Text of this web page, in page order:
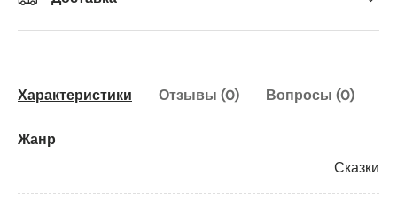
Характеристики Отзывы (0) Вопросы (0)
Жанр
Сказки